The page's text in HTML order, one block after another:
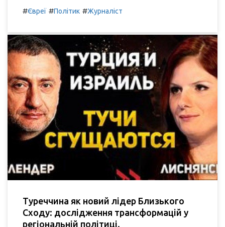
#Євреї #Політик #Журналіст
Туреччина як новий лідер Близького
Сходу: дослідження трансформацій у
регіональній політиці.